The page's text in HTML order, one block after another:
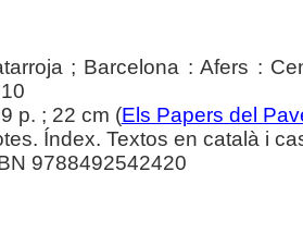
; Barcelona : Afers :
p. ; 22 cm (Els Papers del
Índex. Textos en català i
9788492542420